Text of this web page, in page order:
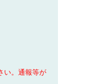
い。通報等が